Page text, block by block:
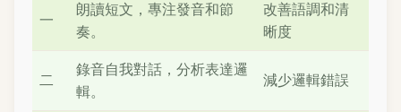
一
朗讀短文，專注發音和節
奏。
改善語調和清
晰度
二
錄音自我對話，分析表達邏
輯。
減少邏輯錯誤